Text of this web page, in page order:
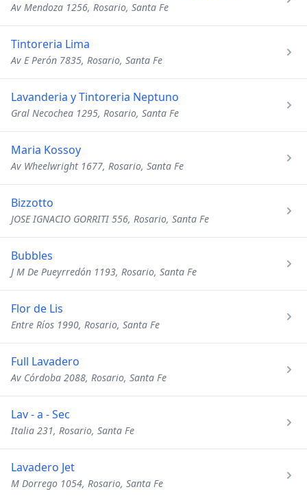
Av Mendoza 1256, Rosario, Santa Fe
Tintoreria Lima
Av E Perón 7835, Rosario, Santa Fe
Lavanderia y Tintoreria Neptuno
Gral Necochea 1295, Rosario, Santa Fe
Maria Kossoy
Av Wheelwright 1677, Rosario, Santa Fe
Bizzotto
JOSE IGNACIO GORRITI 556, Rosario, Santa Fe
Bubbles
J M De Pueyrredón 1193, Rosario, Santa Fe
Flor de Lis
Entre Ríos 1990, Rosario, Santa Fe
Full Lavadero
Av Córdoba 2088, Rosario, Santa Fe
Lav - a - Sec
Italia 231, Rosario, Santa Fe
Lavadero Jet
M Dorrego 1054, Rosario, Santa Fe